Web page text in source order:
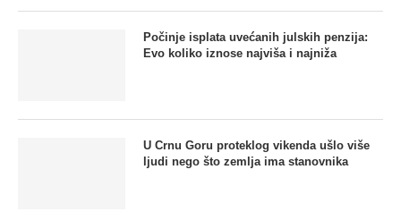
Počinje isplata uvećanih julskih penzija:
Evo koliko iznose najviša i najniža
U Crnu Goru proteklog vikenda ušlo više
ljudi nego što zemlja ima stanovnika